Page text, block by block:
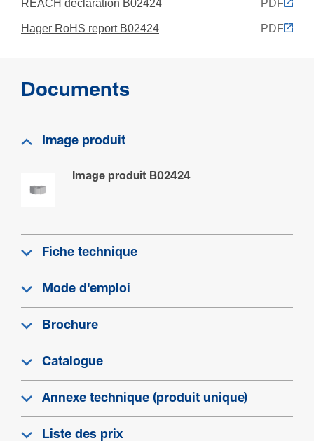
Produit compatible avec
REACH declaration B02424 PDF
Hager RoHS report B02424 PDF
Documents
Image produit
Image produit B02424
Fiche technique
Mode d'emploi
Brochure
Catalogue
Annexe technique (produit unique)
Liste des prix